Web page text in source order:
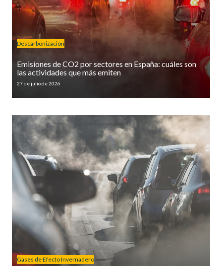
Descarbonización
Emisiones de CO2 por sectores en España: cuáles son
las actividades que más emiten
27 de julio de 2026
Gases de Efecto Invernadero